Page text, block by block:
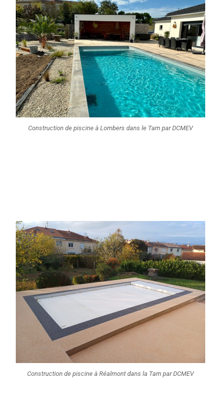
Construction de piscine à Lombers dans le Tarn par DCMEV
Construction de piscine à Réalmont dans la Tarn par DCMEV